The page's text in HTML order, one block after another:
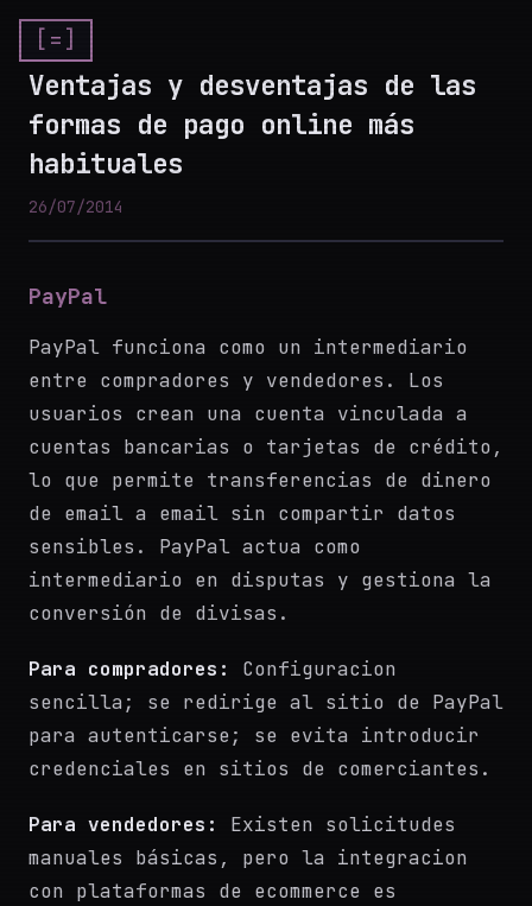
[=]
Ventajas y desventajas de las
formas de pago online más
habituales
26/07/2014
PayPal
PayPal funciona como un intermediario
entre compradores y vendedores. Los
usuarios crean una cuenta vinculada a
cuentas bancarias o tarjetas de crédito,
lo que permite transferencias de dinero
de email a email sin compartir datos
sensibles. PayPal actua como
intermediario en disputas y gestiona la
conversión de divisas.
Para compradores:
Configuracion
sencilla; se redirige al sitio de PayPal
para autenticarse; se evita introducir
credenciales en sitios de comerciantes.
Para vendedores:
Existen solicitudes
manuales básicas, pero la integracion
con plataformas de ecommerce es